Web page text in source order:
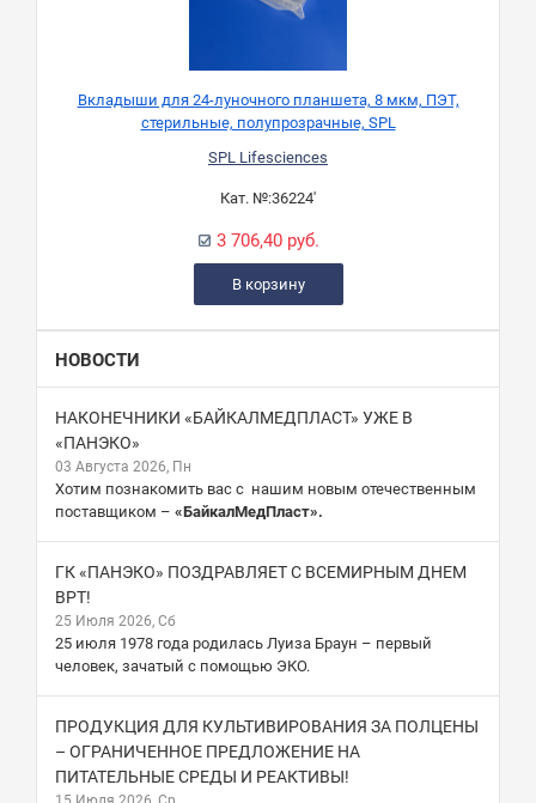
Вкладыши для 24-луночного планшета, 8 мкм, ПЭТ,
стерильные, полупрозрачные, SPL
SPL Lifesciences
Кат. №:36224'
3 706,40 руб.
В корзину
НОВОСТИ
НАКОНЕЧНИКИ «БАЙКАЛМЕДПЛАСТ» УЖЕ В
«ПАНЭКО»
03 Августа 2026, Пн
Хотим познакомить вас с нашим новым отечественным
поставщиком – «БайкалМедПласт».
ГК «ПАНЭКО» ПОЗДРАВЛЯЕТ С ВСЕМИРНЫМ ДНЕМ
ВРТ!
25 Июля 2026, Сб
25 июля 1978 года родилась Луиза Браун – первый
человек, зачатый с помощью ЭКО.
ПРОДУКЦИЯ ДЛЯ КУЛЬТИВИРОВАНИЯ ЗА ПОЛЦЕНЫ
– ОГРАНИЧЕННОЕ ПРЕДЛОЖЕНИЕ НА
ПИТАТЕЛЬНЫЕ СРЕДЫ И РЕАКТИВЫ!